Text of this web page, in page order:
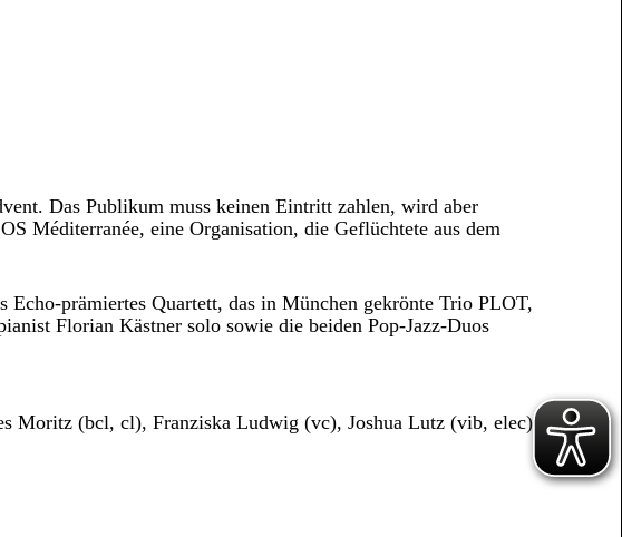
Das Publikum muss keinen Eintritt zahlen, wird aber
Méditerranée, eine Organisation, die Geflüchtete aus dem
prämiertes Quartett, das in München gekrönte Trio PLOT,
Florian Kästner solo sowie die beiden Pop-Jazz-Duos
Moritz (bcl, cl), Franziska Ludwig (vc), Joshua Lutz (vib, elec),